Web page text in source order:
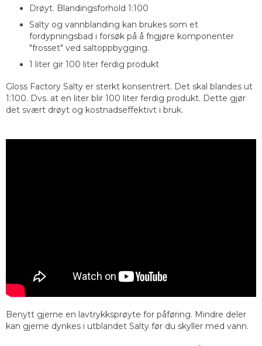
Drøyt. Blandingsforhold 1:100
Salty og vannblanding kan brukes som et
fordypningsbad i forsøk på å frigjøre komponenter
"frosset" ved saltoppbygging.
1 liter gir 100 liter ferdig produkt
Gloss Factory Salty er sterkt konsentrert. Det skal blandes ut
1:100. Dvs. at en liter blir 100 liter ferdig produkt. Dette gjør
det svært drøyt og kostnadseffektivt i bruk.
Benytt gjerne en lavtrykksprøyte for påføring. Mindre deler
kan gjerne dynkes i utblandet Salty før du skyller med vann.